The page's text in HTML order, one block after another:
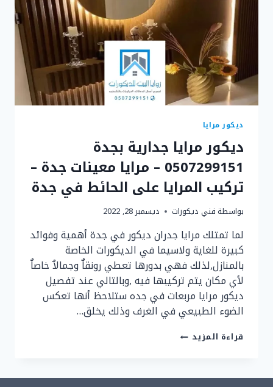
المنزل
ديكور مرايا
ديكور مرايا جدارية بجدة
0507299151 – مرايا معينات جدة –
تركيب المرايا على الحائط في جدة
بواسطة فني ديكورات ديسمبر 28, 2022
لما تمتلك مرايا جدران ديكور في جدة أهمية وفوائد
كبيرة للغاية ولاسيما في الديكورات الخاصة
بالمنازل,لذلك فهي بدورها تعطي رونقاٌ وجمالاٌ خاصاٌ
لأي مكان يتم تركيبها فيه ,وبالتالي عند تفصيل
ديكور مرايا مربعات في جده ستلاحظ أنها تعكس
الضوء الطبيعي في الغرف وذلك يخلق…
قراءة المزيد ديكور
0507299151